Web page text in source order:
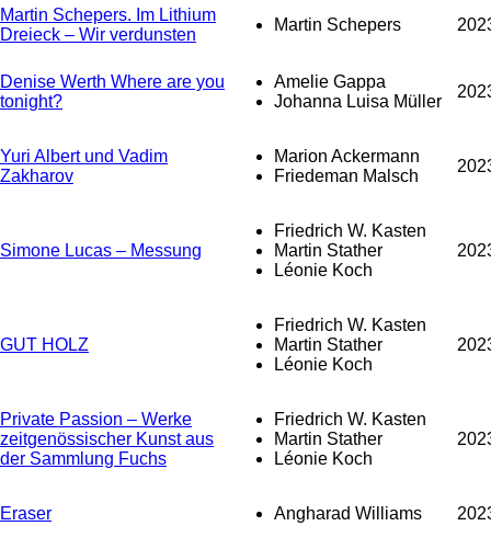
Martin Schepers. Im Lithium
Dreieck – Wir verdunsten
Martin Schepers
Denise Werth Where are you
tonight?
Amelie Gappa
Johanna Luisa Müller
Yuri Albert und Vadim
Zakharov
Marion Ackermann
Friedeman Malsch
Simone Lucas – Messung
Friedrich W. Kasten
Martin Stather
Léonie Koch
GUT HOLZ
Friedrich W. Kasten
Martin Stather
Léonie Koch
Private Passion – Werke
zeitgenössischer Kunst aus
der Sammlung Fuchs
Friedrich W. Kasten
Martin Stather
Léonie Koch
Eraser Angharad Williams